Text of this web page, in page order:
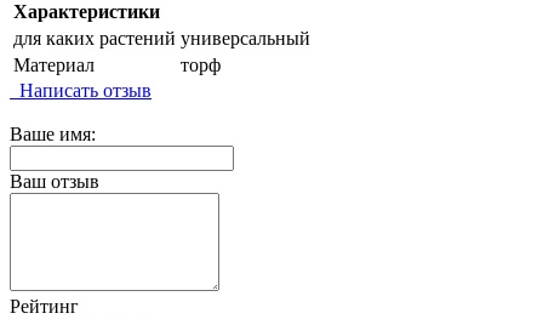
Характеристики
для каких растений универсальный
Материал
торф
Написать отзыв
Ваше имя:
Ваш отзыв
Рейтинг